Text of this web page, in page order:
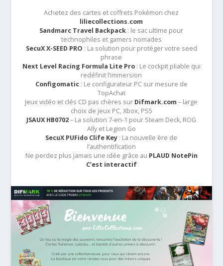
Achetez des cartes et coffrets Pokémon chez
liliecollections.com
Sandmarc Travel Backpack : le sac ultime pour
technophiles et gamers nomades
SecuX X-SEED PRO : La solution pour protéger votre seed
phrase
Next Level Racing Formula Lite Pro: Le cockpit pliable qui
redéfinit l’immersion
Configomatic: Le configurateur PC sur mesure de
TopAchat
Jeux vidéo et clés CD pas chères sur Difmark.com – large
choix de jeux PC, Xbox, PS5
JSAUX HB0702– La solution 7-en-1 pour Steam Deck, ROG
Ally et Legion Go
SecuX PUFido Clife Key : La nouvelle ère de
l’authentification
Ne perdez plus jamais une idée grâce au PLAUD NotePin
C’est interactif